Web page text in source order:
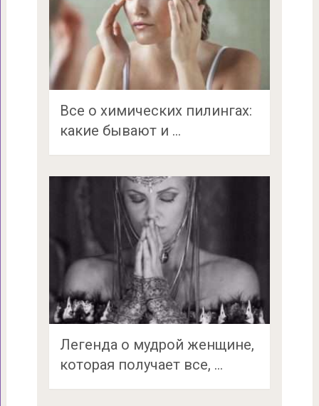
Все о химических пилингах:
какие бывают и …
Легенда о мудрой женщине,
которая получает все, …